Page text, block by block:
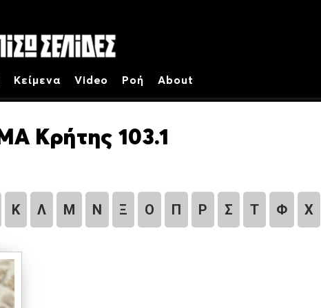
Κείμενα Video Ροή About
Κρήτης 103.1
Κ Λ Μ Ν Ξ Ο Π Ρ Σ Τ Φ Χ